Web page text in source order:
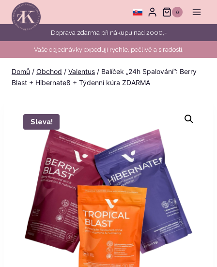
Přeskočit
obsah
0
Doprava zdarma při nákupu nad 2000,-
Vaše objednávky expeduji rychle, pečlivě a s radostí.
Domů / Obchod / Valentus / Balíček „24h Spalování“: Berry
Blast + Hibernate8 + Týdenní kúra ZDARMA
Sleva!